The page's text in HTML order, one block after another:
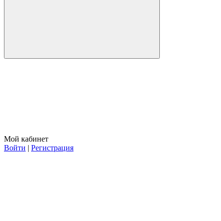
Мой кабинет
Войти | Регистрация